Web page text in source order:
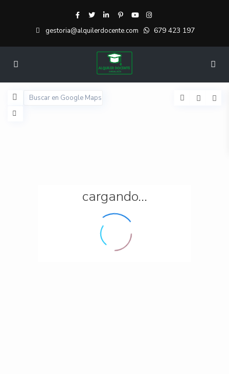
gestoria@alquilerdocente.com 679 423 197
cargando...